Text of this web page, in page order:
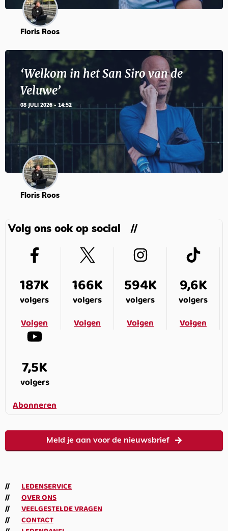
Floris Roos
‘Welkom in het San Siro van de
Veluwe’
08 JULI 2026 - 14:52
Floris Roos
Volg ons ook op social
187K
volgers
Volgen
166K
volgers
Volgen
594K
volgers
Volgen
9,6K
volgers
Volgen
7,5K
volgers
Abonneren
Meld je aan voor de nieuwsbrief
LEDENSERVICE
OVER ONS
VEELGESTELDE VRAGEN
CONTACT